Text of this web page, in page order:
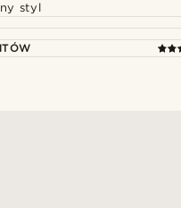
styl